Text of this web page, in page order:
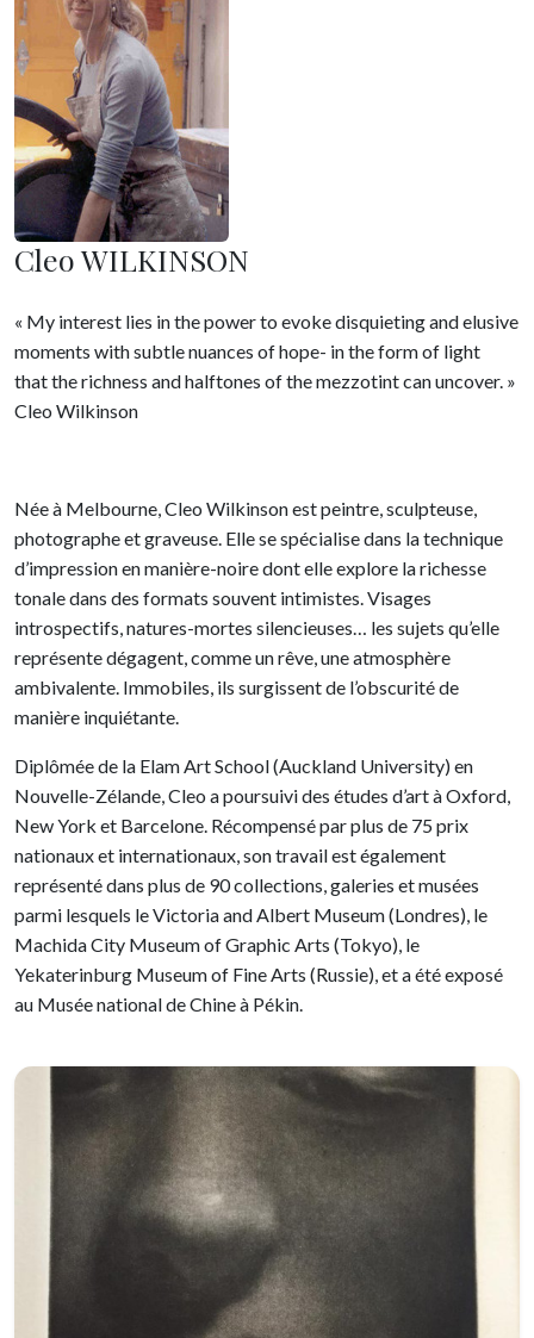
Cleo WILKINSON
« My interest lies in the power to evoke disquieting and elusive
moments with subtle nuances of hope- in the form of light
that the richness and halftones of the mezzotint can uncover. »
Cleo Wilkinson
Née à Melbourne, Cleo Wilkinson est peintre, sculpteuse,
photographe et graveuse. Elle se spécialise dans la technique
d’impression en manière-noire dont elle explore la richesse
tonale dans des formats souvent intimistes. Visages
introspectifs, natures-mortes silencieuses… les sujets qu’elle
représente dégagent, comme un rêve, une atmosphère
ambivalente. Immobiles, ils surgissent de l’obscurité de
manière inquiétante.
Diplômée de la Elam Art School (Auckland University) en
Nouvelle-Zélande, Cleo a poursuivi des études d’art à Oxford,
New York et Barcelone. Récompensé par plus de 75 prix
nationaux et internationaux, son travail est également
représenté dans plus de 90 collections, galeries et musées
parmi lesquels le Victoria and Albert Museum (Londres), le
Machida City Museum of Graphic Arts (Tokyo), le
Yekaterinburg Museum of Fine Arts (Russie), et a été exposé
au Musée national de Chine à Pékin.